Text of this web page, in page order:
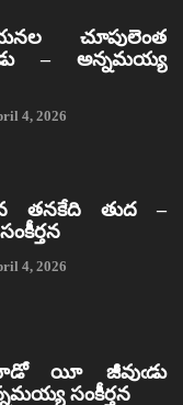
చూపులెంత
– అన్నమయ్య
4, 2026
తనకేది తుద –
4, 2026
యీ జీవుఁడు
సంకీర్తన